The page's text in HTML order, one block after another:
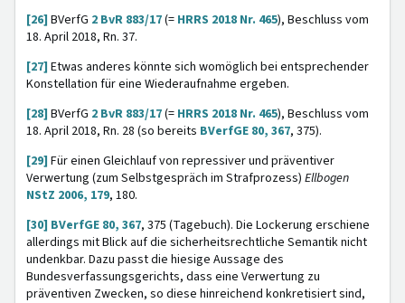
[26] BVerfG 2 BvR 883/17(= HRRS 2018 Nr. 465), Beschluss vom
18. April 2018, Rn. 37.
[27] Etwas anderes könnte sich womöglich bei entsprechender
Konstellation für eine Wiederaufnahme ergeben.
[28] BVerfG 2 BvR 883/17(= HRRS 2018 Nr. 465), Beschluss vom
18. April 2018, Rn. 28 (so bereits BVerfGE 80, 367, 375).
[29] Für einen Gleichlauf von repressiver und präventiver
Verwertung (zum Selbstgespräch im Strafprozess) Ellbogen
NStZ 2006, 179, 180.
[30] BVerfGE 80, 367, 375 (Tagebuch). Die Lockerung erschiene
allerdings mit Blick auf die sicherheitsrechtliche Semantik nicht
undenkbar. Dazu passt die hiesige Aussage des
Bundesverfassungsgerichts, dass eine Verwertung zu
präventiven Zwecken, so diese hinreichend konkretisiert sind,